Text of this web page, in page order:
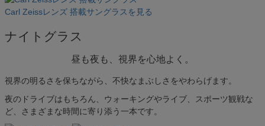
Carl Zeissレンズ 搭載サングラスを見る
ナイトグラス
昼も夜も、視界を心地よく。
視界の明るさを保ちながら、不快なまぶしさをやわらげます。
夜のドライブはもちろん、ウォーキングやライブ、スポーツ観戦な
ど、さまざまな時間に寄り添う一本です。
アンダーリム
ボストン
ウェリントン
ボスリントン
クラウンパント
バタフライ
ティアドロップ
カラーから探す